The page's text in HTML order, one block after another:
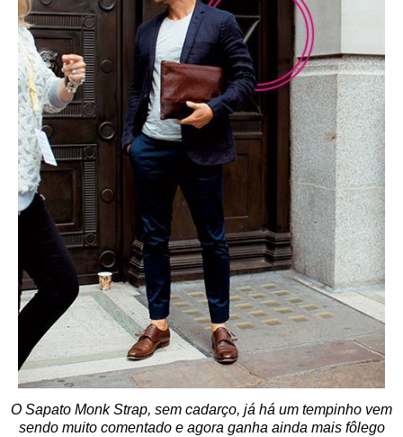
O Sapato Monk Strap, sem cadarço, já há um tempinho vem
sendo muito comentado e agora ganha ainda mais fôlego